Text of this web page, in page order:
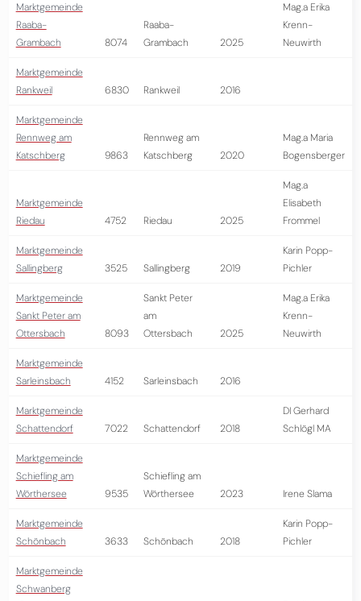
Marktgemeinde
Raaba-
Grambach
8074
Raaba-
Grambach
2025
Mag.a Erika
Krenn-
Neuwirth
Marktgemeinde
Rankweil
6830 Rankweil 2016
Marktgemeinde
Rennweg am
Katschberg
9863
Rennweg am
Katschberg
2020
Mag.a Maria
Bogensberger
Marktgemeinde
Riedau
4752 Riedau 2025
Mag.a
Elisabeth
Frommel
Marktgemeinde
Sallingberg
3525 Sallingberg 2019
Karin Popp-
Pichler
Marktgemeinde
Sankt Peter am
Ottersbach
8093
Sankt Peter
am
Ottersbach
2025
Mag.a Erika
Krenn-
Neuwirth
Marktgemeinde
Sarleinsbach
4152 Sarleinsbach 2016
Marktgemeinde
Schattendorf
7022 Schattendorf 2018
DI Gerhard
Schlögl MA
Marktgemeinde
Schiefling am
Wörthersee
9535
Schiefling am
Wörthersee
2023 Irene Slama
Marktgemeinde
Schönbach
3633 Schönbach 2018
Karin Popp-
Pichler
Marktgemeinde
Schwanberg